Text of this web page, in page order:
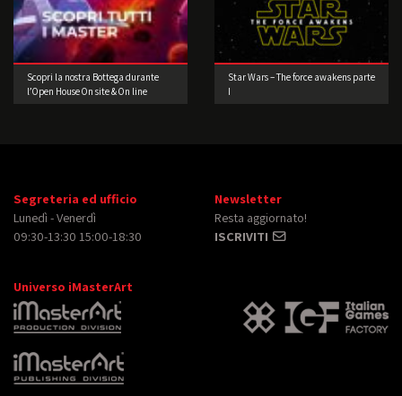
Scopri la nostra Bottega durante
l’Open House On site & On line
Star Wars – The force awakens parte
I
Segreteria ed ufficio
Lunedì - Venerdì
09:30-13:30 15:00-18:30
Newsletter
Resta aggiornato!
ISCRIVITI
Universo iMasterArt